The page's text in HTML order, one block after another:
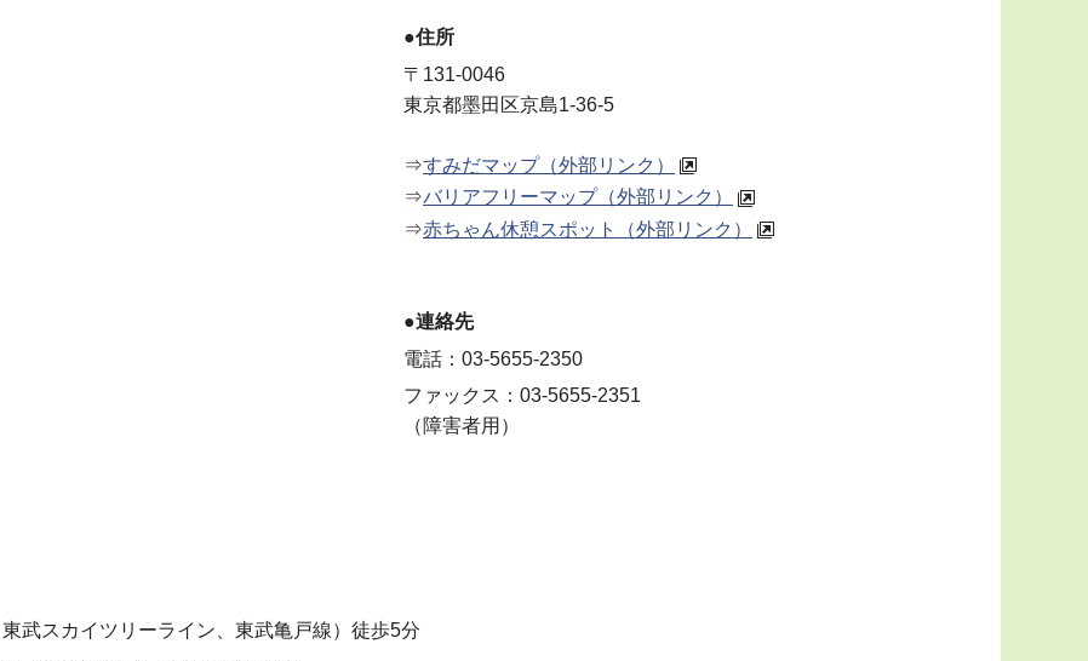
●住所
〒131-0046
東京都墨田区京島1-36-5
⇒すみだマップ（外部リンク）
⇒バリアフリーマップ（外部リンク）
⇒赤ちゃん休憩スポット（外部リンク）
●連絡先
電話：03-5655-2350
ファックス：03-5655-2351
（障害者用）
武スカイツリーライン、東武亀戸線）徒歩5分